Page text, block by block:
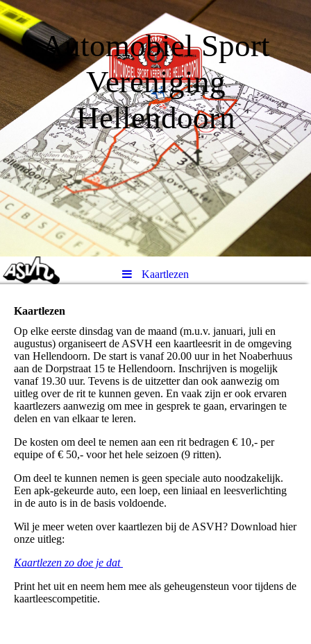
Automobiel Sport
Vereniging
Hellendoorn
Kaartlezen
Kaartlezen
Op elke eerste dinsdag van de maand (m.u.v. januari, juli en
augustus) organiseert de ASVH een kaartleesrit in de omgeving
van Hellendoorn. De start is vanaf 20.00 uur in het Noaberhuus
aan de Dorpstraat 15 te Hellendoorn. Inschrijven is mogelijk
vanaf 19.30 uur. Tevens is de uitzetter dan ook aanwezig om
uitleg over de rit te kunnen geven. En vaak zijn er ook ervaren
kaartlezers aanwezig om mee in gesprek te gaan, ervaringen te
delen en van elkaar te leren.
De kosten om deel te nemen aan een rit bedragen € 10,- per
equipe of € 50,- voor het hele seizoen (9 ritten).
Om deel te kunnen nemen is geen speciale auto noodzakelijk.
Een apk-gekeurde auto, een loep, een liniaal en leesverlichting
in de auto is in de basis voldoende.
Wil je meer weten over kaartlezen bij de ASVH? Download hier
onze uitleg:
Kaartlezen zo doe je dat
Print het uit en neem hem mee als geheugensteun voor tijdens de
kaartleescompetitie.